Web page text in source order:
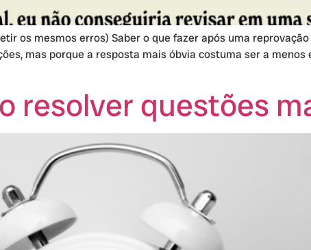
os mesmos erros) Saber o que fazer após uma
mas porque a resposta mais óbvia costuma ser a
resolver questões